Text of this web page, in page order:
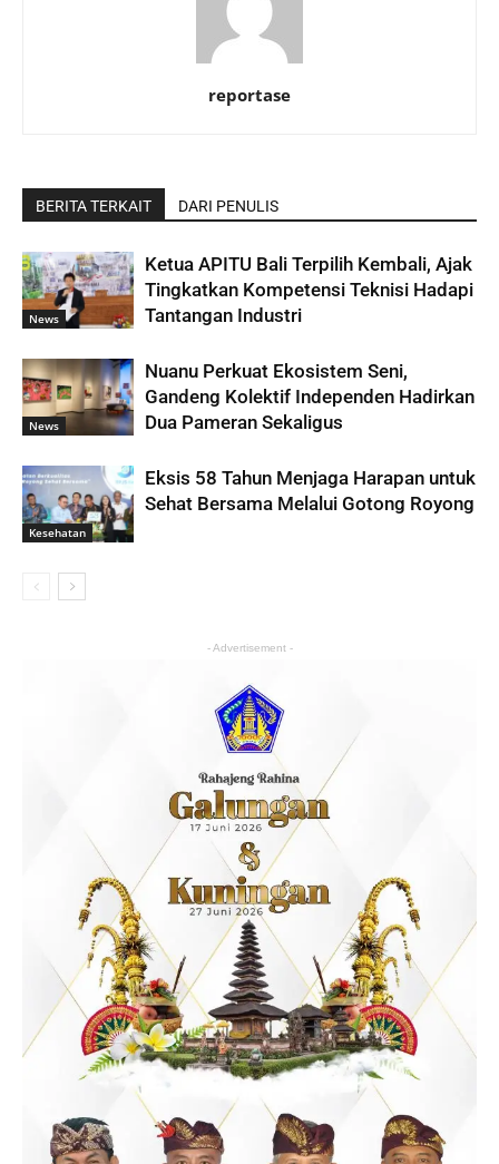
reportase
BERITA TERKAIT DARI PENULIS
News
Ketua APITU Bali Terpilih Kembali, Ajak
Tingkatkan Kompetensi Teknisi Hadapi
Tantangan Industri
News
Nuanu Perkuat Ekosistem Seni,
Gandeng Kolektif Independen Hadirkan
Dua Pameran Sekaligus
Kesehatan
Eksis 58 Tahun Menjaga Harapan untuk
Sehat Bersama Melalui Gotong Royong
- Advertisement -